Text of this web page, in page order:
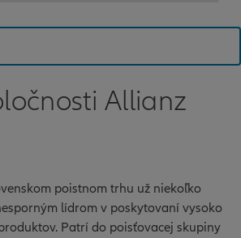
Allianz
poistnom trhu už niekoľko
lídrom v poskytovaní vysoko
Patrí do poisťovacej skupiny